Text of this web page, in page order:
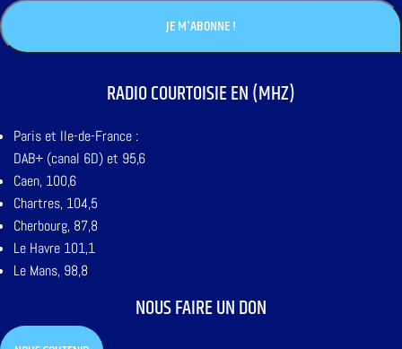
RADIO COURTOISIE EN (MHZ)
Paris et Ile-de-France :
DAB+ (canal 6D) et 95,6
Caen, 100,6
Chartres, 104,5
Cherbourg, 87,8
Le Havre 101,1
Le Mans, 98,8
NOUS FAIRE UN DON